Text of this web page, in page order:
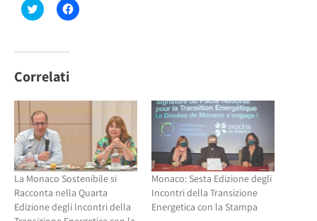
Fai
clic
su
(Si
apre
una
nuova
finestra)
Fai
clic
nuova
Correlati
La Monaco Sostenibile si
Racconta nella Quarta
Edizione degli Incontri della
Monaco: Sesta Edizione degli
Incontri della Transizione
Energetica con la Stampa